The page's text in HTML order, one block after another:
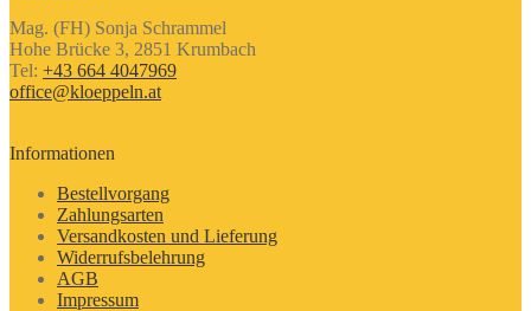
Mag. (FH) Sonja Schrammel
Hohe Brücke 3, 2851 Krumbach
Tel: +43 664 4047969
office@kloeppeln.at
Informationen
Bestellvorgang
Zahlungsarten
Versandkosten und Lieferung
Widerrufsbelehrung
AGB
Impressum